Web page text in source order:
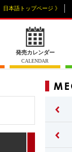
日本語トップページ 》
発売カレンダー
CALENDAR